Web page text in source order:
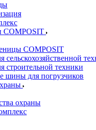
COMPOSIT
сельскохозяйственной
строительной техники
шины для погрузчиков
охраны